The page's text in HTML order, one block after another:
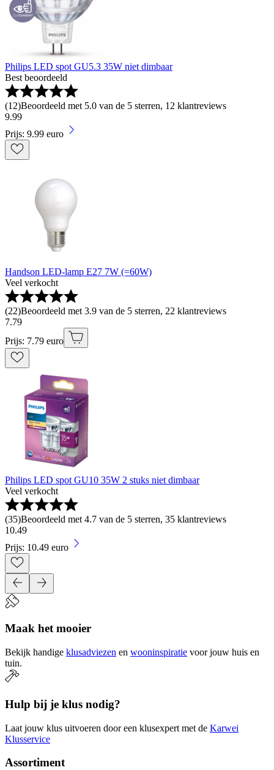
Philips LED spot GU5.3 35W niet dimbaar
Best beoordeeld
(12)Beoordeeld met 5.0 van de 5 sterren, 12 klantreviews
9.99
Prijs: 9.99 euro
Handson LED-lamp E27 7W (=60W)
Veel verkocht
(22)Beoordeeld met 3.9 van de 5 sterren, 22 klantreviews
7.79
Prijs: 7.79 euro
Philips LED spot GU10 35W 2 stuks niet dimbaar
Veel verkocht
(35)Beoordeeld met 4.7 van de 5 sterren, 35 klantreviews
10.49
Prijs: 10.49 euro
Maak het mooier
Bekijk handige klusadviezen en wooninspiratie voor jouw huis en
tuin.
Hulp bij je klus nodig?
Laat jouw klus uitvoeren door een klusexpert met de Karwei
Klusservice
Assortiment